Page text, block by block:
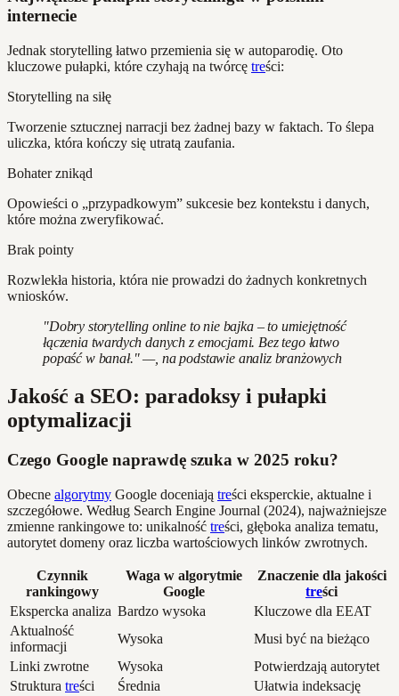
internecie
Jednak storytelling łatwo przemienia się w autoparodię. Oto
kluczowe pułapki, które czyhają na twórcę treści:
Storytelling na siłę
Tworzenie sztucznej narracji bez żadnej bazy w faktach. To ślepa
uliczka, która kończy się utratą zaufania.
Bohater znikąd
Opowieści o „przypadkowym” sukcesie bez kontekstu i danych,
które można zweryfikować.
Brak pointy
Rozwlekła historia, która nie prowadzi do żadnych konkretnych
wniosków.
"Dobry storytelling online to nie bajka – to umiejętność
łączenia twardych danych z emocjami. Bez tego łatwo
popaść w banał." —, na podstawie analiz branżowych
Jakość a SEO: paradoksy i pułapki
optymalizacji
Czego Google naprawdę szuka w 2025 roku?
Obecne algorytmy Google doceniają treści eksperckie, aktualne i
szczegółowe. Według Search Engine Journal (2024), najważniejsze
zmienne rankingowe to: unikalność treści, głęboka analiza tematu,
autorytet domeny oraz liczba wartościowych linków zwrotnych.
Czynnik
rankingowy
Waga w algorytmie
Google
Znaczenie dla jakości
treści
Ekspercka analiza Bardzo wysoka
Kluczowe dla EEAT
Aktualność
informacji
Wysoka
Musi być na bieżąco
Linki zwrotne
Wysoka
Potwierdzają autorytet
Struktura treści Średnia
Ułatwia indeksację